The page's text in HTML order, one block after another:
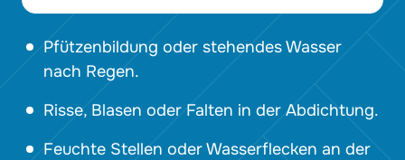
Pfützenbildung oder stehendes Wasser
nach Regen.
Risse, Blasen oder Falten in der Abdichtung.
Feuchte Stellen oder Wasser­flecken an der